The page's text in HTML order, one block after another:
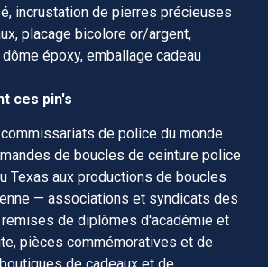
incrustation de pierres précieuses
placage bicolore or/argent,
époxy, emballage cadeau
ces pin's
de police du monde
de boucles de ceinture police
Texas aux productions de boucles
— associations et syndicats des
de diplômes d'académie et
pièces commémoratives et de